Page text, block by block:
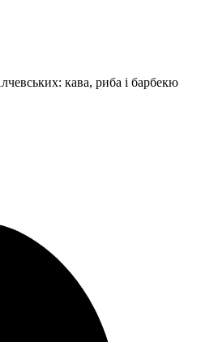
кава, риба і барбекю